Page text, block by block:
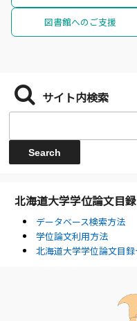
図書館へのご支援
サイト内検索
北海道大学学位論文目
データベース検索方法
学位論文利用方法
北海道大学学位論文目